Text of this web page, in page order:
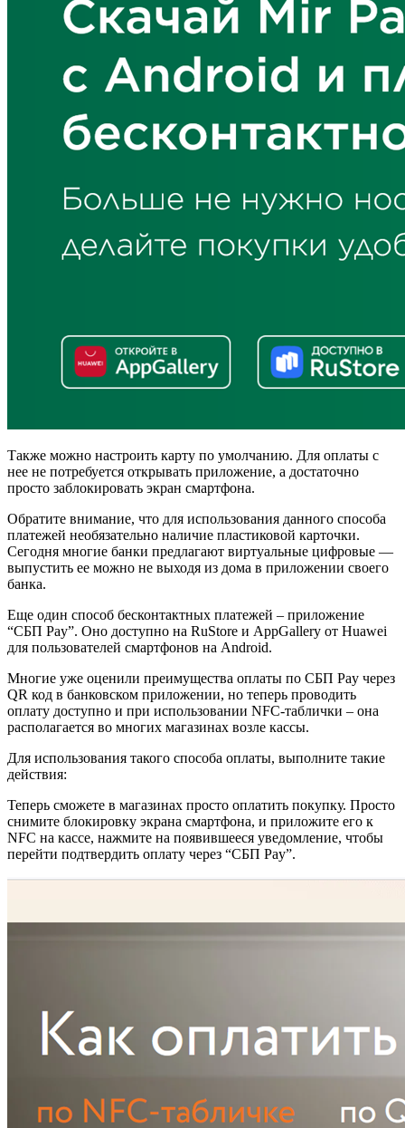
Также можно настроить карту по умолчанию. Для оплаты с
нее не потребуется открывать приложение, а достаточно
просто заблокировать экран смартфона.
Обратите внимание, что для использования данного способа
платежей необязательно наличие пластиковой карточки.
Сегодня многие банки предлагают виртуальные цифровые —
выпустить ее можно не выходя из дома в приложении своего
банка.
Еще один способ бесконтактных платежей – приложение
“СБП Pay”. Оно доступно на RuStore и AppGallery от Huawei
для пользователей смартфонов на Android.
Многие уже оценили преимущества оплаты по СБП Pay через
QR код в банковском приложении, но теперь проводить
оплату доступно и при использовании NFC-таблички – она
располагается во многих магазинах возле кассы.
Для использования такого способа оплаты, выполните такие
действия:
Теперь сможете в магазинах просто оплатить покупку. Просто
снимите блокировку экрана смартфона, и приложите его к
NFC на кассе, нажмите на появившееся уведомление, чтобы
перейти подтвердить оплату через “СБП Pay”.